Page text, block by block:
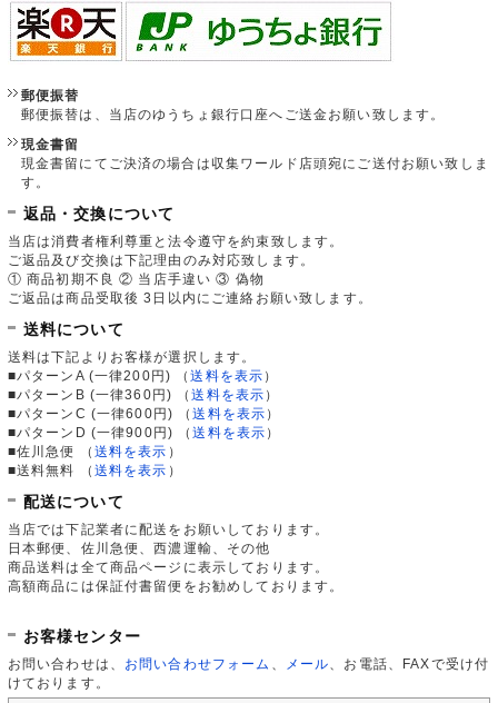
郵便振替
郵便振替は、当店のゆうちょ銀行口座へご送金お願い致します。
現金書留
現金書留にてご決済の場合は収集ワールド店頭宛にご送付お願い致しま
す。
返品・交換について
当店は消費者権利尊重と法令遵守を約束致します。
ご返品及び交換は下記理由のみ対応致します。
① 商品初期不良 ② 当店手違い ③ 偽物
ご返品は商品受取後 3日以内にご連絡お願い致します。
送料について
送料は下記よりお客様が選択します。
■パターンA (一律200円)
（送料を表示 ）
■パターンB (一律360円)
（送料を表示 ）
■パターンC (一律600円)
（送料を表示 ）
■パターンD (一律900円)
（送料を表示 ）
■佐川急便
（ 送料を表示 ）
■送料無料
（ 送料を表示 ）
配送について
当店では下記業者に配送をお願いしております。
日本郵便、佐川急便、西濃運輸、その他
商品送料は全て商品ページに表示しております。
高額商品には保証付書留便をお勧めしております。
お客様センター
お問い合わせは、 お問い合わせフォーム メール 、お電話、FAXで受け付
けております。